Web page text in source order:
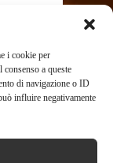
i cookie per
a queste
di navigazione o ID
influire negativamente